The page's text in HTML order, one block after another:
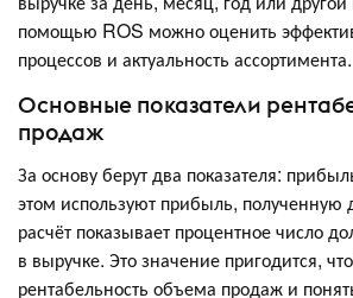
помощью ROS можно оценить
процессов и актуальность ассортимента.
Основные показатели
продаж
За основу берут два показателя:
этом используют прибыль, полученную
расчёт показывает процентное число
в выручке. Это значение пригодится,
рентабельность объема продаж и